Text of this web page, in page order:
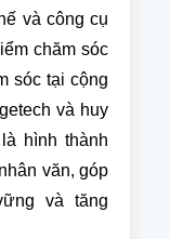
và công cụ
chăm sóc
sóc tại cộng
và huy
hình thành
văn, góp
và tăng